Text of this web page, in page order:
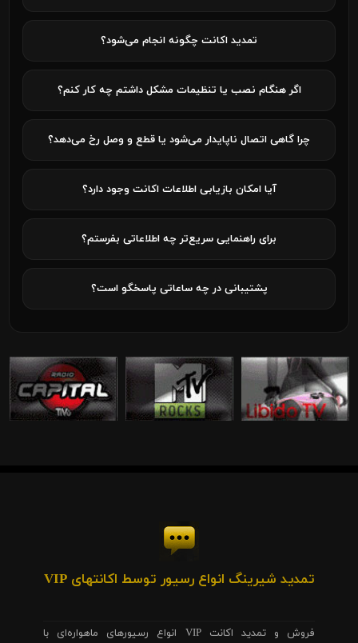
تمدید اکانت چگونه انجام می‌شود؟
اگر هنگام نصب یا تنظیمات مشکل داشتم چه کار کنم؟
چرا گاهی اتصال ناپایدار می‌شود یا قطع و وصل رخ می‌دهد؟
آیا امکان بازیابی اطلاعات اکانت وجود دارد؟
برای راهنمایی سریع‌تر چه اطلاعاتی بفرستم؟
پشتیبانی در چه ساعاتی پاسخگو است؟
تمدید شیرینگ انواع رسیور توسط اکانتهای VIP
فروش و تمدید اکانت VIP انواع رسیورهای ماهواره‌ای با